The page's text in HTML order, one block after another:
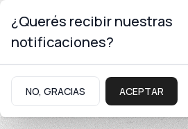
¿Querés recibir nuestras
notificaciones?
NO, GRACIAS ACEPTAR